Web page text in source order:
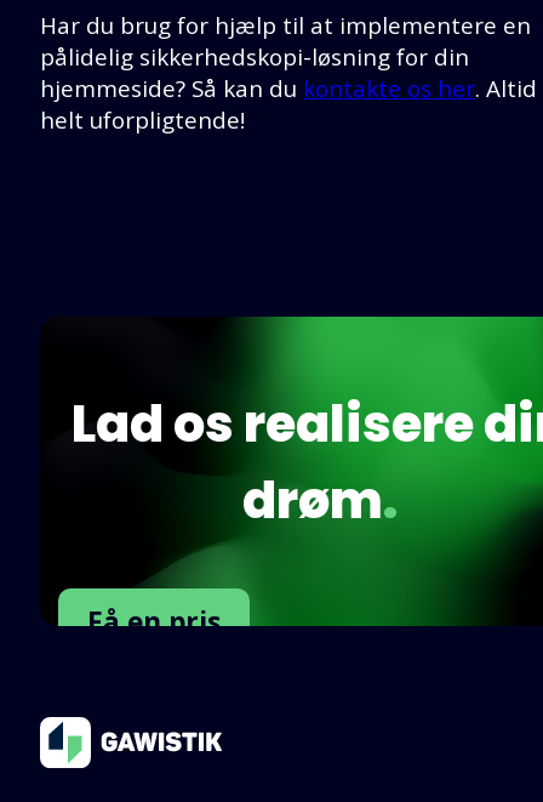
Har du brug for hjælp til at implementere en
pålidelig sikkerhedskopi-løsning for din
hjemmeside? Så kan du kontakte os her. Altid
helt uforpligtende!
Lad os realisere
drøm.
Få en pris